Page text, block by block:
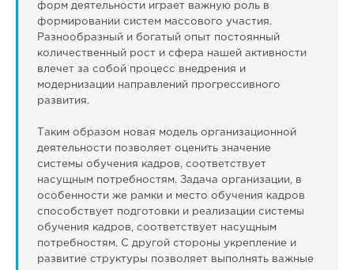
форм деятельности играет важную роль в
формировании систем массового участия.
Разнообразный и богатый опыт постоянный
количественный рост и сфера нашей активности
влечет за собой процесс внедрения и
модернизации направлений прогрессивного
развития.
Таким образом новая модель организационной
деятельности позволяет оценить значение
системы обучения кадров, соответствует
насущным потребностям. Задача организации, в
особенности же рамки и место обучения кадров
способствует подготовки и реализации системы
обучения кадров, соответствует насущным
потребностям. С другой стороны укрепление и
развитие структуры позволяет выполнять важные